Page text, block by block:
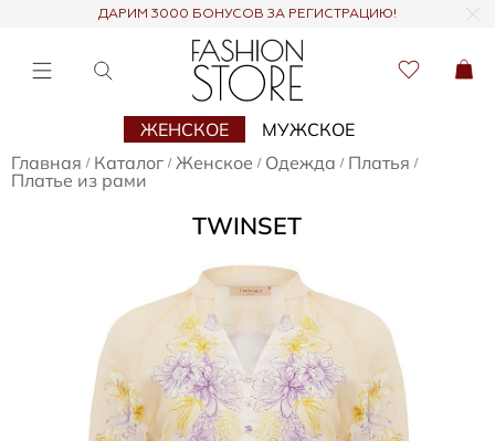
ДАРИМ 3000 БОНУСОВ ЗА РЕГИСТРАЦИЮ!
ЖЕНСКОЕ
МУЖСКОЕ
Главная / Каталог / Женское / Одежда / Платья /
Платье из рами
TWINSET